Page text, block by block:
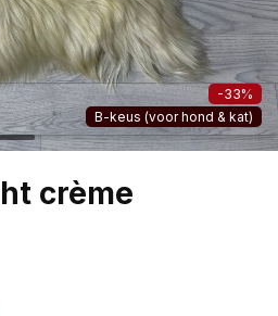
-33%
B-keus (voor hond & kat)
crème